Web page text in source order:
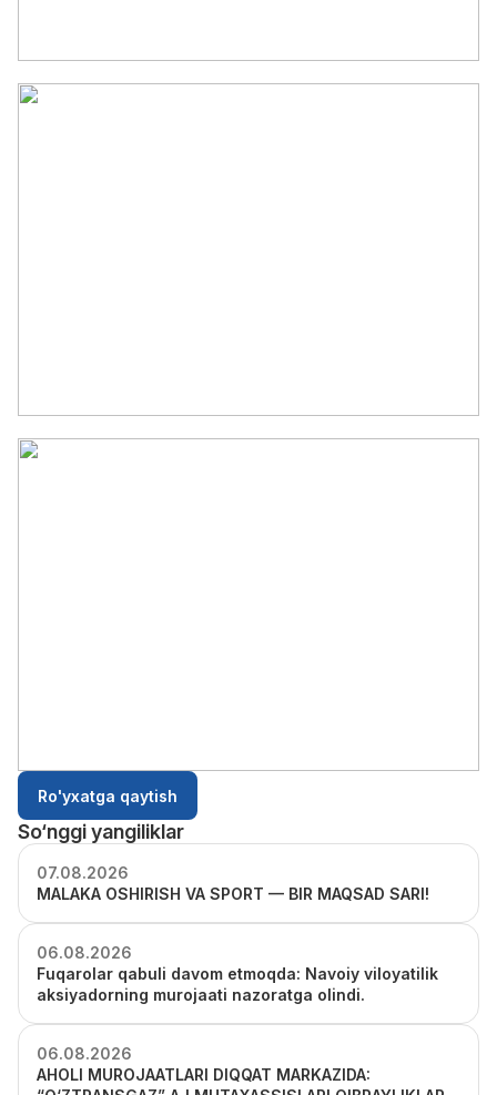
Ro'yxatga qaytish
So‘nggi yangiliklar
07.08.2026
MALAKA OSHIRISH VA SPORT — BIR MAQSAD SARI!
06.08.2026
Fuqarolar qabuli davom etmoqda: Navoiy viloyatilik
aksiyadorning murojaati nazoratga olindi.
06.08.2026
AHOLI MUROJAATLARI DIQQAT MARKAZIDA: